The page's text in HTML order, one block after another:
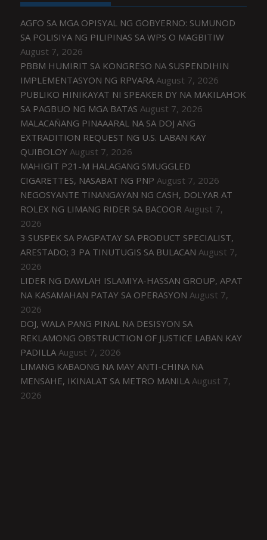
AGFO SA MGA OPISYAL NG GOBYERNO: SUMUNOD
SA POLISIYA NG PILIPINAS SA WPS O MAGBITIW
August 7, 2026
PBBM HUMIRIT SA KONGRESO NA SUSPENDIHIN
IMPLEMENTASYON NG RPVARA August 7, 2026
PUBLIKO HINIKAYAT NI SPEAKER DY NA MAKILAHOK
SA PAGBUO NG MGA BATAS August 7, 2026
MALACAÑANG PINAAARAL NA SA DOJ ANG
EXTRADITION REQUEST NG U.S. LABAN KAY
QUIBOLOY August 7, 2026
MAHIGIT P21-M HALAGANG SMUGGLED
CIGARETTES, NASABAT NG PNP August 7, 2026
NEGOSYANTE TINANGAYAN NG CASH, DOLYAR AT
ROLEX NG LIMANG RIDER SA BACOOR August 7,
2026
3 SUSPEK SA PAGPATAY SA PRODUCT SPECIALIST,
ARESTADO; 3 PA TINUTUGIS SA BULACAN August 7,
2026
LIDER NG DAWLAH ISLAMIYA-HASSAN GROUP, APAT
NA KASAMAHAN PATAY SA OPERASYON August 7,
2026
DOJ, WALA PANG PINAL NA DESISYON SA
REKLAMONG OBSTRUCTION OF JUSTICE LABAN KAY
PADILLA August 7, 2026
LIMANG KABAONG NA MAY ANTI-CHINA NA
MENSAHE, IKINALAT SA METRO MANILA August 7,
2026